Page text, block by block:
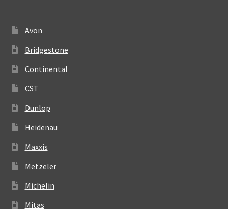
Avon
Bridgestone
Continental
CST
Dunlop
Heidenau
Maxxis
Metzeler
Michelin
Mitas